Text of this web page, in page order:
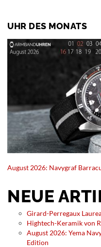
UHR DES MONATS
August 2026: Navygraf
NEUE
Girard-Perregaux
Hightech-Keramik von
August 2026: Yema
Edition